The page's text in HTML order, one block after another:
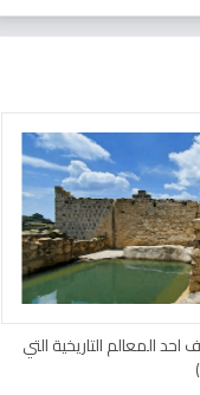
المعالم التاريخية التي